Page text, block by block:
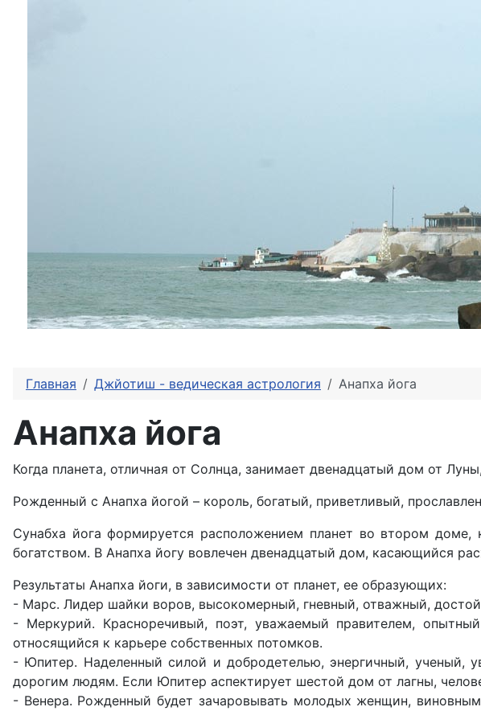
Главная Джйотиш - ведическая астрология Анапха йога
Анапха йога
Когда планета, отличная от Солнца, занимает двенадцатый дом от
Рожденный с Анапха йогой – король, богатый, приветливый,
Сунабха йога формируется расположением планет во втором
богатством. В Анапха йогу вовлечен двенадцатый дом, касающийся
Результаты Анапха йоги, в зависимости от планет, ее образующих:
- Марс. Лидер шайки воров, высокомерный, гневный, отважный,
- Меркурий. Красноречивый, поэт, уважаемый правителем,
относящийся к карьере собственных потомков.
- Юпитер. Наделенный силой и добродетелью, энергичный, ученый,
дорогим людям. Если Юпитер аспектирует шестой дом от лагны,
- Венера. Рожденный будет зачаровывать молодых женщин,